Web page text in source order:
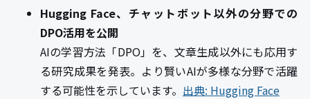
Hugging Face、チャットボット以外の分野での
DPO活用を公開
AIの学習方法「DPO」を、文章生成以外にも応用す
る研究成果を発表。より賢いAIが多様な分野で活躍
する可能性を示しています。 出典: Hugging Face